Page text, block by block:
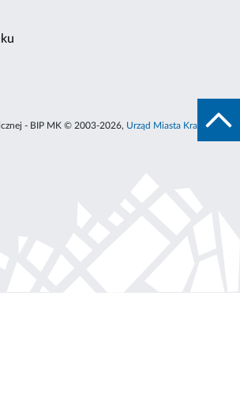
- BIP MK © 2003-2026, Urząd Miasta Krakowa